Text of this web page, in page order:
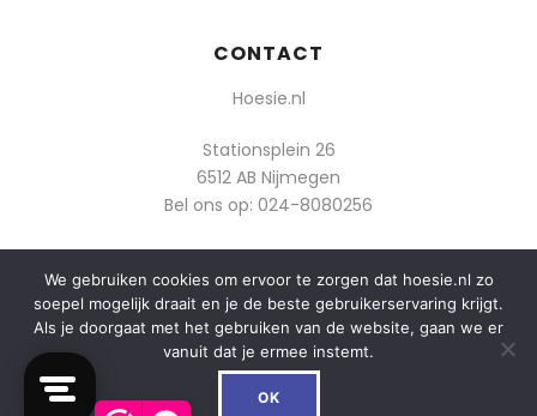
CONTACT
Hoesie.nl
Stationsplein 26
6512 AB Nijmegen
Bel ons op: 024-8080256
Of mail: info@hoesie.nl
© 2014-2025 Boozt - Hoesie.nl. All rights reserved.
algemene voorwaarden
We gebruiken cookies om ervoor te zorgen dat hoesie.nl zo
soepel mogelijk draait en je de beste gebruikerservaring krijgt.
Als je doorgaat met het gebruiken van de website, gaan we er
vanuit dat je ermee instemt.
OK